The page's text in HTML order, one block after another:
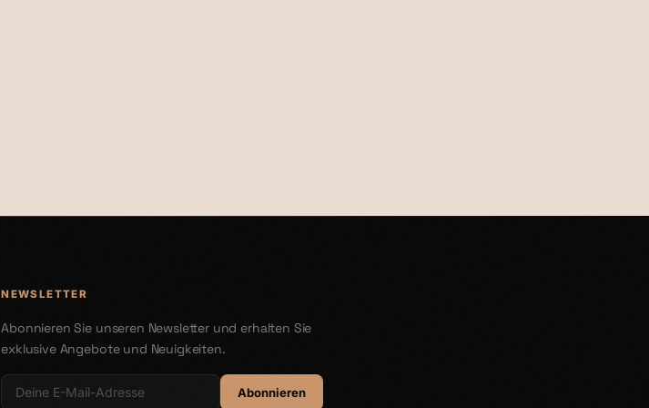
NEWSLETTER
Abonnieren Sie unseren Newsletter und erhalten Sie
exklusive Angebote und Neuigkeiten.
Abonnieren